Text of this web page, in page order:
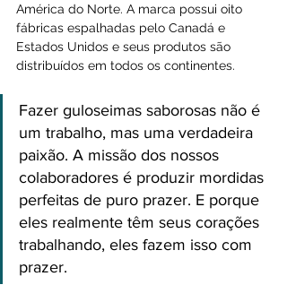
América do Norte. A marca possui oito
fábricas espalhadas pelo Canadá e
Estados Unidos e seus produtos são
distribuídos em todos os continentes.
Fazer guloseimas saborosas não é
um trabalho, mas uma verdadeira
paixão. A missão dos nossos
colaboradores é produzir mordidas
perfeitas de puro prazer. E porque
eles realmente têm seus corações
trabalhando, eles fazem isso com
prazer.